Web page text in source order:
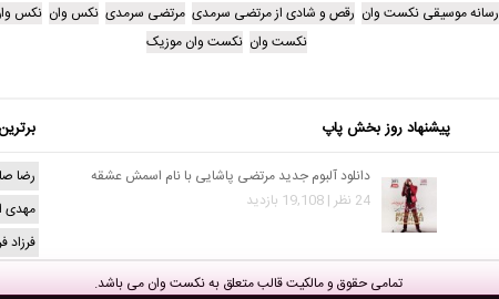
رسانه موسیقی نکست وان رقص و شادی از مرتضی سرمدی مرتضی سرمدی نکس وان نکس
نکست وان نکست وان موزیک
پیشنهاد روز بخش پاپ
دانلود آلبوم جدید مرتضی پاشایی با نام اسمش عشقه
24 نظر | 19,108 بازدید
رضا
مهدی
فرزاد
تمامی حقوق و مالکیت قالب متعلق بهنکست وانمی باشد.